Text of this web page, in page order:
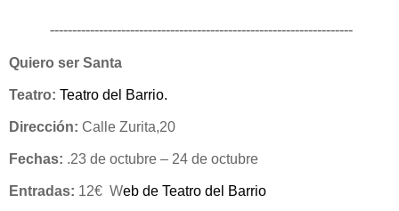
--------------------------------------------------------------------
Quiero ser Santa
Teatro: Teatro del Barrio.
Dirección: Calle Zurita,20
Fechas: .23 de octubre – 24 de octubre
Entradas: 12€ Web de Teatro del Barrio